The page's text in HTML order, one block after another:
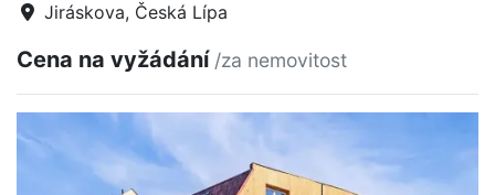
Jiráskova, Česká Lípa
Cena na vyžádání /za nemovitost